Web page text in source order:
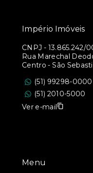
Menu
Império Imóveis
CNPJ - 13.865.242/
Rua Marechal
Centro - São
(51) 99298-0000
(51) 2010-5000
Ver e-mail